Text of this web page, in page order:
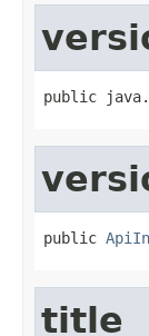
public
public
title